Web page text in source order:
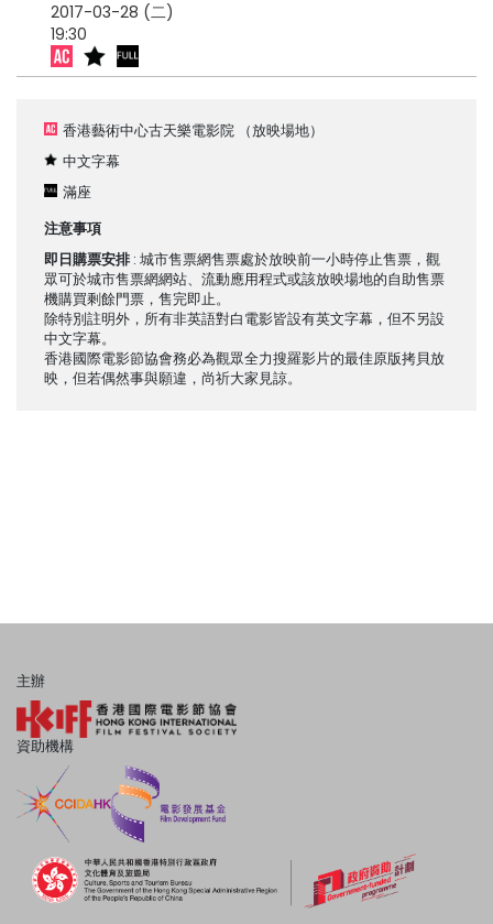
2017-03-28 (二)
19:30
香港藝術中心古天樂電影院 （放映場地）
中文字幕
滿座
注意事項
即日購票安排 : 城市售票網售票處於放映前一小時停止售票，觀
眾可於城市售票網網站、流動應用程式或該放映場地的自助售票
機購買剩餘門票，售完即止。
除特別註明外，所有非英語對白電影皆設有英文字幕，但不另設
中文字幕。
香港國際電影節協會務必為觀眾全力搜羅影片的最佳原版拷貝放
映，但若偶然事與願違，尚祈大家見諒。
主辦
資助機構